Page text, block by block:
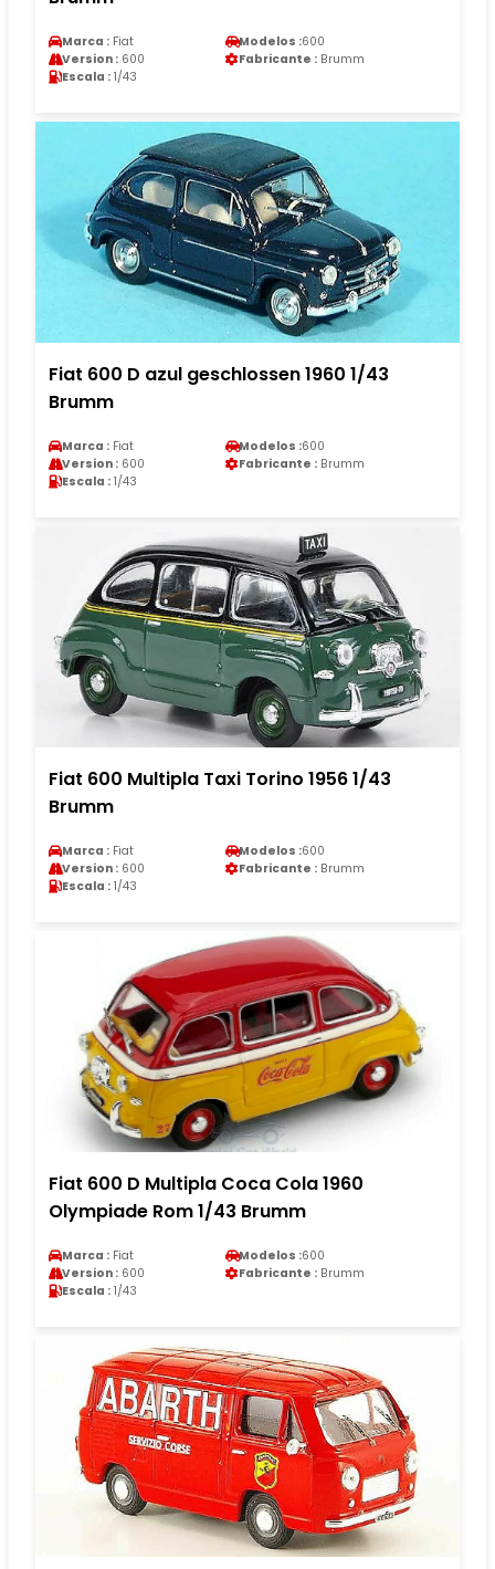
Marca : Fiat Modelos :600
Version : 600 Fabricante : Brumm
Escala : 1/43
Fiat 600 D azul geschlossen 1960 1/43
Brumm
Marca : Fiat Modelos :600
Version : 600 Fabricante : Brumm
Escala : 1/43
Fiat 600 Multipla Taxi Torino 1956 1/43
Brumm
Marca : Fiat Modelos :600
Version : 600 Fabricante : Brumm
Escala : 1/43
Fiat 600 D Multipla Coca Cola 1960
Olympiade Rom 1/43 Brumm
Marca : Fiat Modelos :600
Version : 600 Fabricante : Brumm
Escala : 1/43